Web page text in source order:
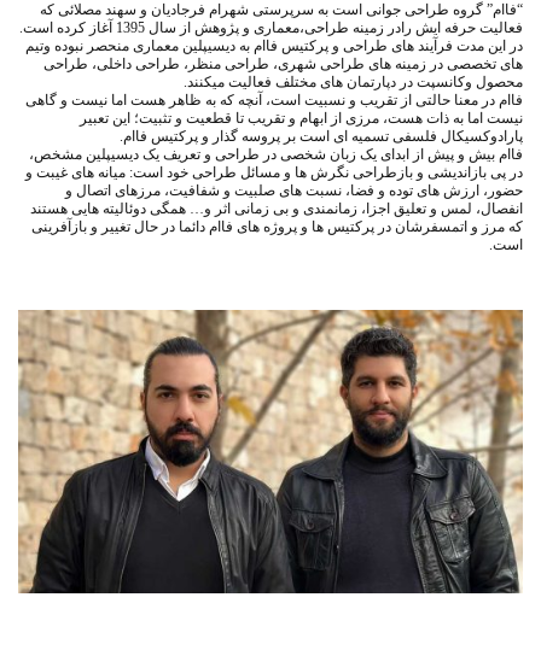
“فاام” گروه طراحی جوانی است به سرپرستی شهرام فرجادیان و سهند مصلائی که
فعالیت حرفه ایش رادر زمینه طراحی،معماری و پژوهش از سال 1395 آغاز کرده است.
در این مدت فرآیند های طراحی و پرکتیس فاام به دیسیپلین معماری منحصر نبوده وتیم
های تخصصی در زمینه های طراحی شهری، طراحی منظر، طراحی داخلی، طراحی
محصول وکانسپت در دپارتمان های مختلف فعالیت میکنند.
فاام در معنا حالتی از تقریب و نسبیت است، آنچه که به ظاهر هست اما نیست و گاهی
نیست اما به ذات هست، مرزی از ابهام و تقریب تا قطعیت و تثبیت؛ این تعبیر
پارادوکسیکال فلسفی تسمیه ای است بر پروسه گذار و پرکتیس فاام.
فاام بیش و پیش از ابدای یک زبان شخصی در طراحی و تعریف یک دیسیپلین مشخص،
در پی بازاندیشی و بازطراحی نگرش ها و مسائل طراحی خود است: میانه های غیبت و
حضور، ارزش های توده و فضا، نسبت های صلبیت و شفافیت، مرزهای اتصال و
انفصال، لمس و تعلیق اجزا، زمانمندی و بی زمانی اثر و… همگی دوئالیته هایی هستند
که مرز و اتمسفرشان در پرکتیس ها و پروژه های فاام دائما در حال تغییر و بازآفرینی
است.